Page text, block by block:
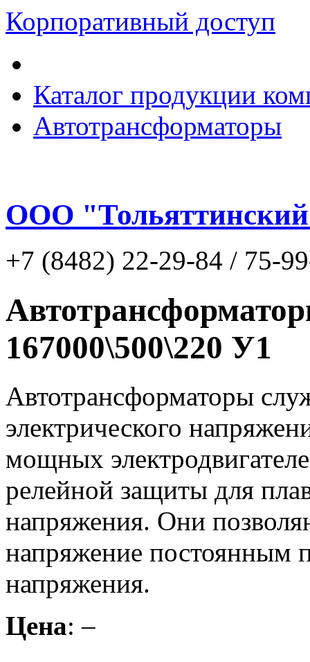
Корпоративный доступ
Каталог продукции
Автотрансформаторы
ООО
+7 (8482) 22-29-84 / 75-
167000\500\220 У1
Автотрансформаторы
электрического
мощных
релейной защиты для
напряжения. Они
напряжение постоянным
напряжения.
Цена: –